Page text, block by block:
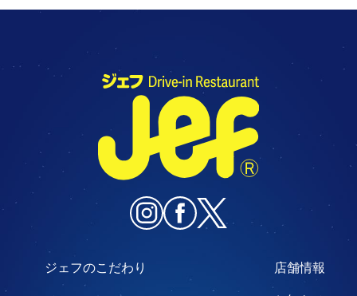
ジェフのこだわり 店舗情報